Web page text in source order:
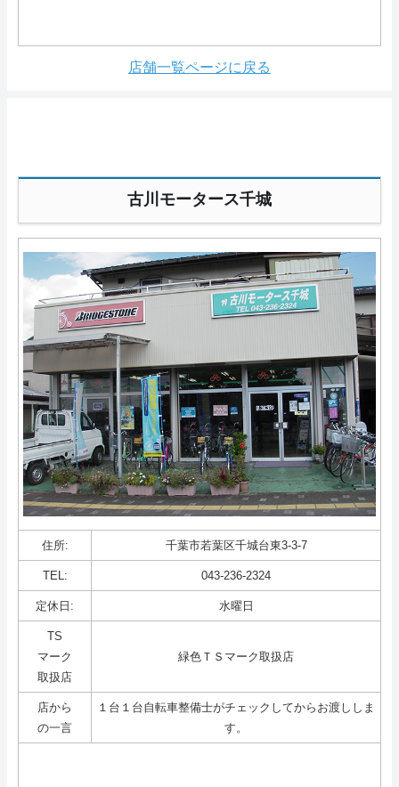
店舗一覧ページに戻る
古川モータース千城
住所: 千葉市若葉区千城台東3-3-7
TEL: 043-236-2324
定休日: 水曜日
TS
マーク
取扱店
緑色ＴＳマーク取扱店
店から
の一言
１台１台自転車整備士がチェックしてからお渡ししま
す。